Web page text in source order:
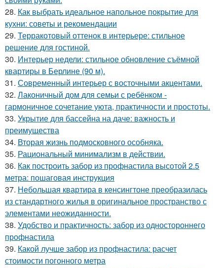
28. Как выбрать идеальное напольное покрытие для
кухни: советы и рекомендации
29. Терракотовый оттенок в интерьере: стильное
решение для гостиной.
30. Интерьер недели: стильное обновление съёмной
квартиры в Берлине (90 м).
31. Современный интерьер с восточными акцентами.
32. Лаконичный дом для семьи с ребёнком -
гармоничное сочетание уюта, практичности и простоты.
33. Укрытие для бассейна на даче: важность и
преимущества
34. Вторая жизнь подмосковного особняка.
35. Рациональный минимализм в действии.
36. Как построить забор из профнастила высотой 2.5
метра: пошаговая инструкция
37. Небольшая квартира в кенсингтоне преобразилась
из стандартного жилья в оригинальное пространство с
элементами неожиданности.
38. Удобство и практичность: забор из одностороннего
профнастила
39. Какой лучше забор из профнастила: расчет
стоимости погонного метра